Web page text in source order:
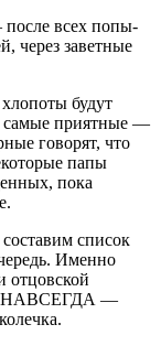
всех попы-
через заветные
будут
самые приятные —
говорят, что
папы
пока
список
Именно
отцовской
и НАВСЕГДА —